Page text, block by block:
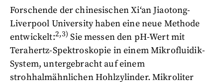
Forschende der chinesischen Xi‘an Jiaotong-
Liverpool University haben eine neue Methode
entwickelt:2,3) Sie messen den pH-Wert mit
Terahertz-Spektroskopie in einem Mikrofluidik-
System, untergebracht auf einem
strohhalmähnlichen Hohlzylinder. Mikroliter